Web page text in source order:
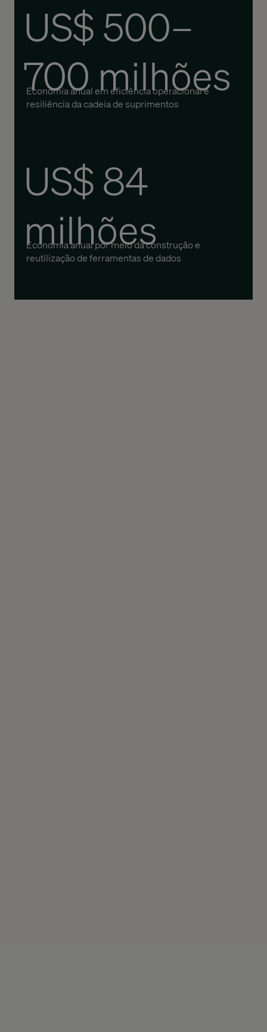
US$ 500–
700 milhões
Economia anual em eficiência operacional e
resiliência da cadeia de suprimentos
US$ 84
milhões
Economia anual por meio da construção e
reutilização de ferramentas de dados